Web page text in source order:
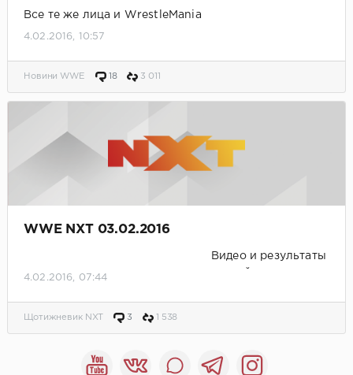
Все те же лица и WrestleMania
4.02.2016, 10:57
Новини WWE 18 3 011
WWE NXT 03.02.2016
Видео и результаты
4.02.2016, 07:44
Щотижневик NXT 3 1 538